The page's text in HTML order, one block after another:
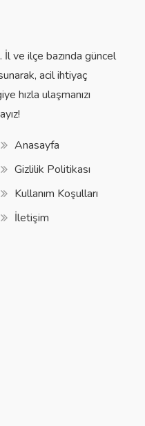
ve ilçe bazında güncel
acil ihtiyaç
hızla ulaşmanızı
Anasayfa
Gizlilik Politikası
Kullanım Koşulları
İletişim